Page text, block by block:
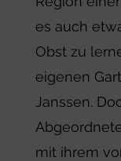
es auch
Obst zu
eigenen
Janssen.
mit ihrem